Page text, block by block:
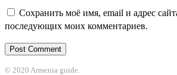
Сохранить моё имя, email и адрес
последующих моих комментариев.
© 2020 Armenia guide.